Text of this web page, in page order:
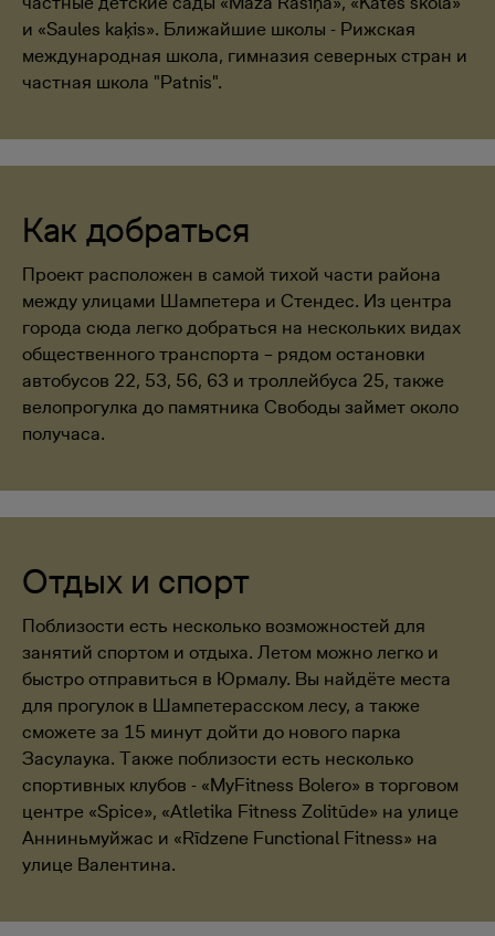
и «Saules kaķis». Ближайшие школы - Рижская
международная школа, гимназия северных стран и
частная школа "Patnis".
Как добраться
Проект расположен в самой тихой части района
между улицами Шампетера и Стендес. Из центра
города сюда легко добраться на нескольких видах
общественного транспорта – рядом остановки
автобусов 22, 53, 56, 63 и троллейбуса 25, также
велопрогулка до памятника Свободы займет около
получаса.
Отдых и спорт
Поблизости есть несколько возможностей для
занятий спортом и отдыха. Летом можно легко и
быстро отправиться в Юрмалу. Вы найдёте места
для прогулок в Шампетерасском лесу, а также
сможете за 15 минут дойти до нового парка
Засулаука. Также поблизости есть несколько
спортивных клубов - «MyFitness Bolero» в торговом
центре «Spice», «Atletika Fitness Zolitūde» на улице
Анниньмуйжас и «Rīdzene Functional Fitness» на
улице Валентина.